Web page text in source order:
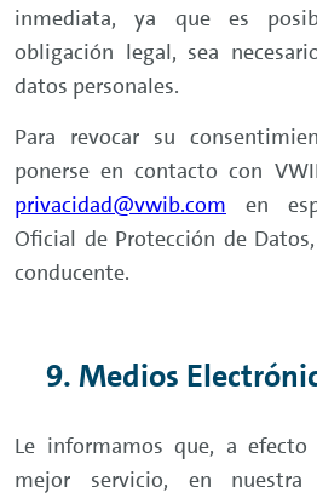
inmediata, ya que es
obligación legal, sea
datos personales.
Para revocar su
ponerse en contacto con
privacidad@vwib.com en
Oficial de Protección de
conducente.
9. Medios
Le informamos que, a
mejor servicio, en